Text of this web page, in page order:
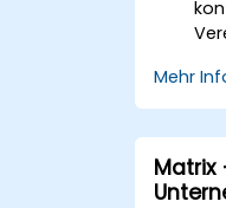
Mehr
Matrix